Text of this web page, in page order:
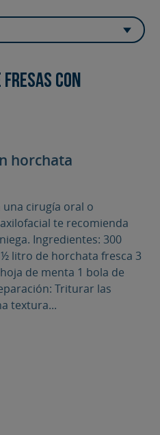
Fresas con
horchata
una cirugía oral o
te recomienda
Ingredientes: 300
litro de horchata fresca 3
de menta 1 bola de
Triturar las
textura...